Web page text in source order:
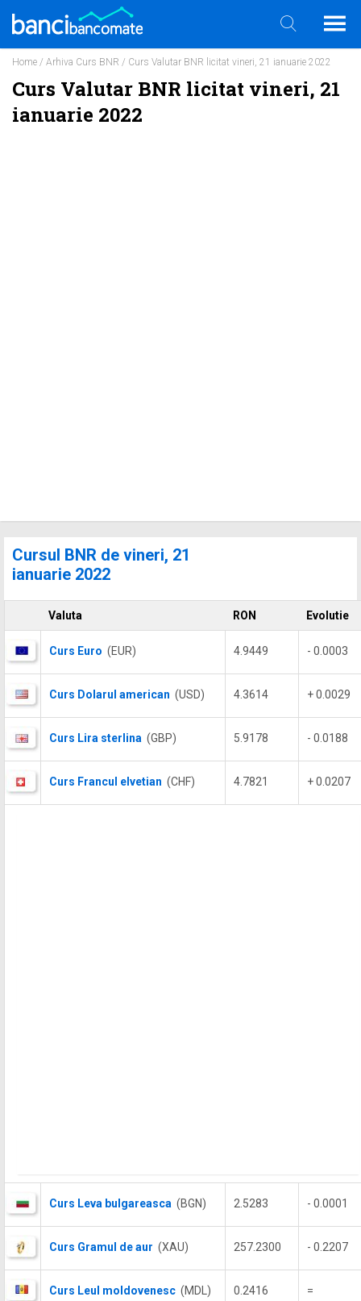
Home / Arhiva Curs BNR / Curs Valutar BNR licitat vineri, 21 ianuarie 2022
Curs Valutar BNR licitat vineri, 21
ianuarie 2022
Cursul BNR de vineri, 21
ianuarie 2022
Valuta RON Evolutie
Curs Euro (EUR) 4.9449 - 0.0003
Curs Dolarul american (USD) 4.3614 + 0.0029
Curs Lira sterlina (GBP) 5.9178 - 0.0188
Curs Francul elvetian (CHF) 4.7821 + 0.0207
Curs Leva bulgareasca (BGN) 2.5283 - 0.0001
Curs Gramul de aur (XAU) 257.2300 - 0.2207
Curs Leul moldovenesc (MDL) 0.2416 =